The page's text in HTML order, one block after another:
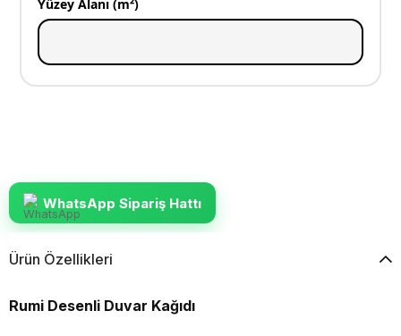
Yüzey Alanı (m²)
WhatsApp Sipariş Hattı
Ürün Özellikleri
Rumi Desenli Duvar Kağıdı